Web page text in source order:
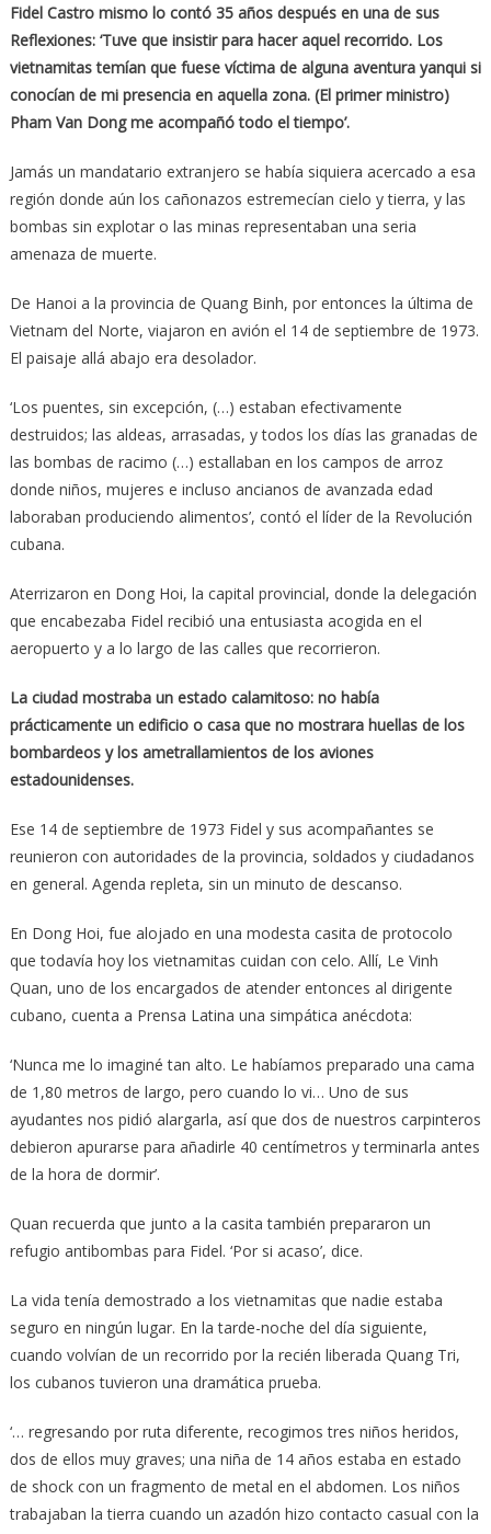
Fidel Castro mismo lo contó 35 años después en una de sus
Reflexiones: ‘Tuve que insistir para hacer aquel recorrido. Los
vietnamitas temían que fuese víctima de alguna aventura yanqui si
conocían de mi presencia en aquella zona. (El primer ministro)
Pham Van Dong me acompañó todo el tiempo’.
Jamás un mandatario extranjero se había siquiera acercado a esa
región donde aún los cañonazos estremecían cielo y tierra, y las
bombas sin explotar o las minas representaban una seria
amenaza de muerte.
De Hanoi a la provincia de Quang Binh, por entonces la última de
Vietnam del Norte, viajaron en avión el 14 de septiembre de 1973.
El paisaje allá abajo era desolador.
‘Los puentes, sin excepción, (…) estaban efectivamente
destruidos; las aldeas, arrasadas, y todos los días las granadas de
las bombas de racimo (…) estallaban en los campos de arroz
donde niños, mujeres e incluso ancianos de avanzada edad
laboraban produciendo alimentos’, contó el líder de la Revolución
cubana.
Aterrizaron en Dong Hoi, la capital provincial, donde la delegación
que encabezaba Fidel recibió una entusiasta acogida en el
aeropuerto y a lo largo de las calles que recorrieron.
La ciudad mostraba un estado calamitoso: no había
prácticamente un edificio o casa que no mostrara huellas de los
bombardeos y los ametrallamientos de los aviones
estadounidenses.
Ese 14 de septiembre de 1973 Fidel y sus acompañantes se
reunieron con autoridades de la provincia, soldados y ciudadanos
en general. Agenda repleta, sin un minuto de descanso.
En Dong Hoi, fue alojado en una modesta casita de protocolo
que todavía hoy los vietnamitas cuidan con celo. Allí, Le Vinh
Quan, uno de los encargados de atender entonces al dirigente
cubano, cuenta a Prensa Latina una simpática anécdota:
‘Nunca me lo imaginé tan alto. Le habíamos preparado una cama
de 1,80 metros de largo, pero cuando lo vi… Uno de sus
ayudantes nos pidió alargarla, así que dos de nuestros carpinteros
debieron apurarse para añadirle 40 centímetros y terminarla antes
de la hora de dormir’.
Quan recuerda que junto a la casita también prepararon un
refugio antibombas para Fidel. ‘Por si acaso’, dice.
La vida tenía demostrado a los vietnamitas que nadie estaba
seguro en ningún lugar. En la tarde-noche del día siguiente,
cuando volvían de un recorrido por la recién liberada Quang Tri,
los cubanos tuvieron una dramática prueba.
‘… regresando por ruta diferente, recogimos tres niños heridos,
dos de ellos muy graves; una niña de 14 años estaba en estado
de shock con un fragmento de metal en el abdomen. Los niños
trabajaban la tierra cuando un azadón hizo contacto casual con la